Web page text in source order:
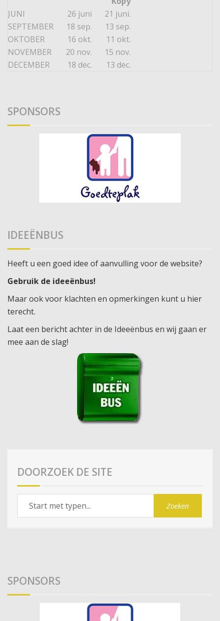
JUNI
26 juni
21 juni.
SEPTEMBER
18 sep.
13 sep.
OKTOBER
16 okt.
11 okt.
NOVEMBER
20 nov.
15 nov.
DECEMBER
18 dec. 13 dec.
SPONSORS
IDEEËNBUS
Heeft u een goed idee of aanvulling voor de website?
Gebruik de ideeënbus!
Maar ook voor klachten en opmerkingen kunt u hier
terecht.
Laat een bericht achter in de Ideeënbus en wij gaan er
mee aan de slag!
DOORZOEK DE SITE
SPONSORS